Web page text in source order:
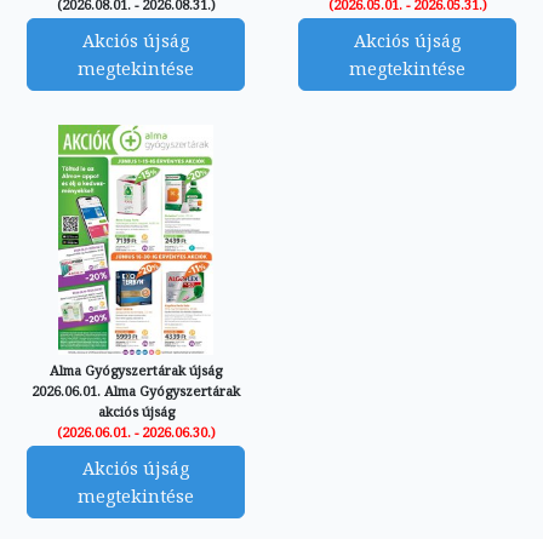
(2026.08.01. - 2026.08.31.)
Akciós újság
megtekintése
(2026.05.01. - 2026.05.31.)
Akciós újság
megtekintése
Alma Gyógyszertárak újság
2026.06.01. Alma Gyógyszertárak
akciós újság
(2026.06.01. - 2026.06.30.)
Akciós újság
megtekintése